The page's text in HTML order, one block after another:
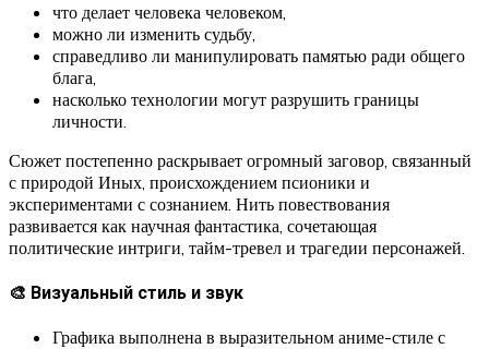
что делает человека человеком,
можно ли изменить судьбу,
справедливо ли манипулировать памятью ради общего
блага,
насколько технологии могут разрушить границы
личности.
Сюжет постепенно раскрывает огромный заговор, связанный
с природой Иных, происхождением псионики и
экспериментами с сознанием. Нить повествования
развивается как научная фантастика, сочетающая
политические интриги, тайм-тревел и трагедии персонажей.
🎨 Визуальный стиль и звук
Графика выполнена в выразительном аниме-стиле с